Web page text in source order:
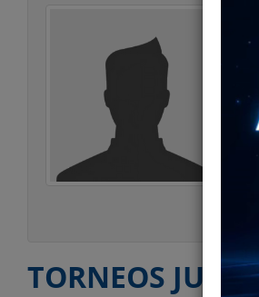
TORNEOS